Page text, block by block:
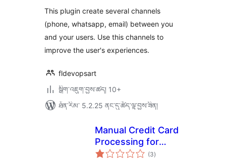
This plugin create several channels
(phone, whatsapp, email) between you
and your users. Use this channels to
improve the user's experiences.
fldevopsart
སྒྲིག་འཇུག་བྱས་ཚད། 10+
ཐོན་རིམ་ 5.2.25 ནང་དུ་ཚོད་ལྟ་བྱས་ཟིན།
Manual Credit Card
Processing for
WooCommerce
(3གདེང་
འཇོག་
)